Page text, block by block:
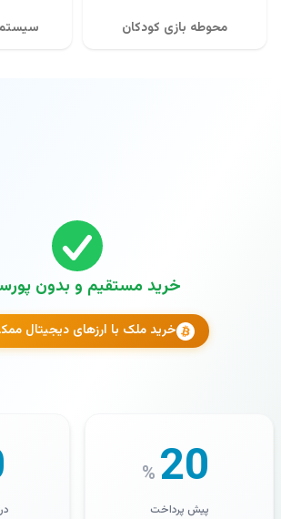
محوطه بازی کودکان
خرید مستقیم و بدون
خرید ملک با ارزهای دیجیتال
20
%
پیش پرداخت